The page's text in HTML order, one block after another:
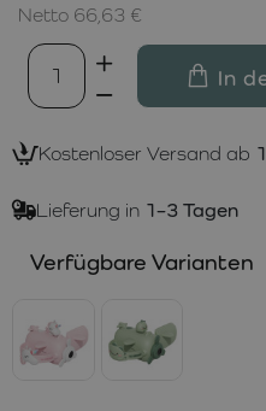
Netto 66,63 €
In
Kostenloser Versand ab
Lieferung in 1–3 Tagen
Verfügbare Varianten